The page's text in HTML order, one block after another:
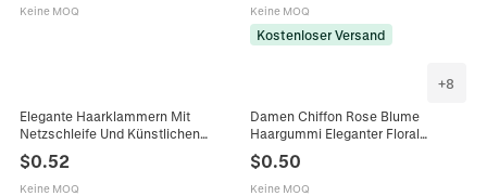
Keine MOQ Keine MOQ
Kostenloser Versand
Elegante Haarklammern Mit
Netzschleife Und Künstlichen
Perlen Acryl Haarklemmen Für
Damen Vintage Haarschmuck Für
Den Alltag
$0.52
Keine MOQ
+8
Damen Chiffon Rose Blume
Haargummi Eleganter Floral
Scrunchie Handgemacht
Elastisches Haarband Täglich Süß
Haarschmuck
$0.50
Keine MOQ